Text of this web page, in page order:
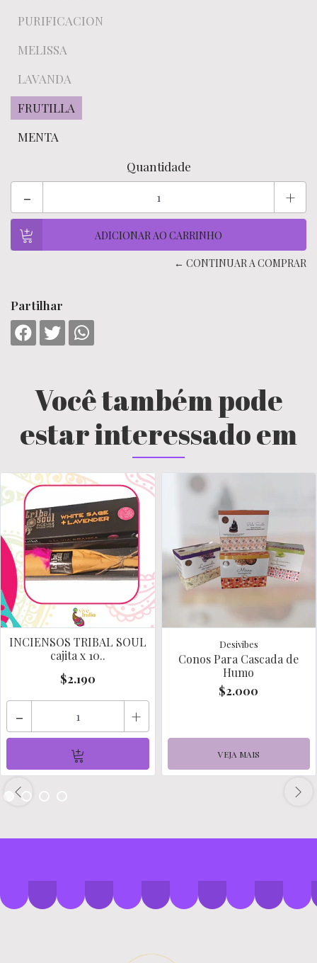
PURIFICACION
MELISSA
LAVANDA
FRUTILLA
MENTA
Quantidade
- +
← CONTINUAR A COMPRAR
Partilhar
Você também pode
estar interessado em
INCIENSOS TRIBAL SOUL
cajita x 10..
$2.190
- +
Desivibes
Conos Para Cascada de
Humo
$2.000
VEJA MAIS